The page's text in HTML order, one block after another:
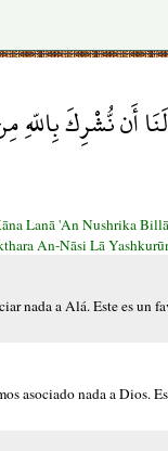
أَن نُّشْرِكَ
Lanā 'An Nushrika
An-Nāsi Lā
nada a Alá. Este es un
asociado nada a Dios.